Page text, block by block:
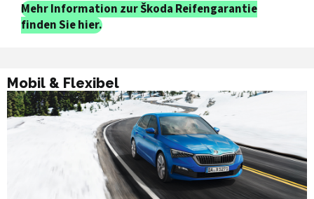
Mehr Information zur Škoda Reifengarantie
finden Sie hier.
Mobil & Flexibel